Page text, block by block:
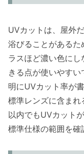
UVカットは、屋外
浴びることがある
ラスほど濃い色に
きる点が使いやす
明にUVカット率が
標準レンズに含まれ
以内でもUVカット
標準仕様の範囲を確